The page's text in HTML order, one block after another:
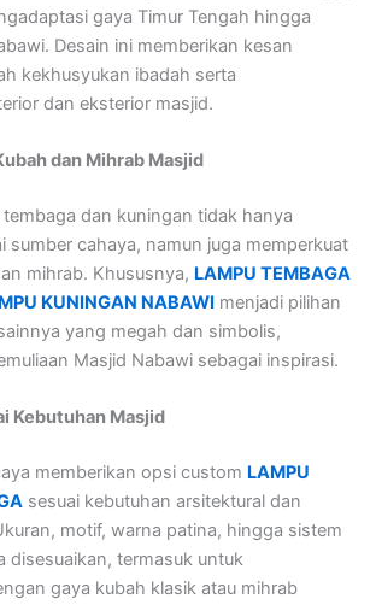
gaya Timur Tengah hingga
Desain ini memberikan kesan
kekhusyukan ibadah serta
dan eksterior masjid.
dan Mihrab Masjid
dan kuningan tidak hanya
sumber cahaya, namun juga memperkuat
mihrab. Khususnya, LAMPU TEMBAGA
KUNINGAN NABAWI menjadi pilihan
yang megah dan simbolis,
Masjid Nabawi sebagai inspirasi.
Kebutuhan Masjid
memberikan opsi custom LAMPU
sesuai kebutuhan arsitektural dan
motif, warna patina, hingga sistem
disesuaikan, termasuk untuk
gaya kubah klasik atau mihrab